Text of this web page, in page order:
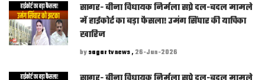
सागर- बीना विधायक निर्मला सप्रे दल-बदल मामले
में हाईकोर्ट का बड़ा फैसला! उमंग सिंघार की याचिका
खारिज
bysagar tv news , 26-Jun-2026